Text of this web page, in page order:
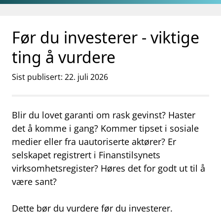
Gå til hovedinnhold
Gå til søkesiden
Før du investerer - viktige
ting å vurdere
Sist publisert: 22. juli 2026
Blir du lovet garanti om rask gevinst? Haster
det å komme i gang? Kommer tipset i sosiale
medier eller fra uautoriserte aktører? Er
selskapet registrert i Finanstilsynets
virksomhetsregister? Høres det for godt ut til å
være sant?
Dette bør du vurdere før du investerer.